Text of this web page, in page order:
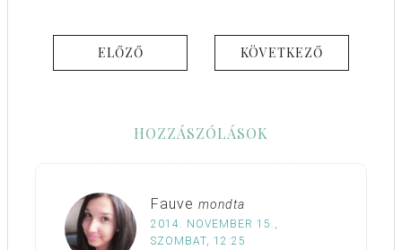
ELŐZŐ KÖVETKEZŐ
HOZZÁSZÓLÁSOK
Fauve mondta
2014. NOVEMBER 15.,
SZOMBAT, 12:25